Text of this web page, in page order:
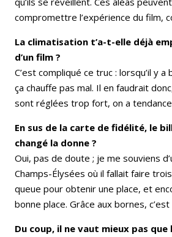
compromettre l’expérience du film,
La climatisation t’a-t-elle déjà
d’un film ?
C’est compliqué ce truc : lorsqu’il y
ça chauffe pas mal. Il en faudrait
sont réglées trop fort, on a tendance
En sus de la carte de fidélité, le
changé la donne ?
Oui, pas de doute ; je me souviens
Champs-Élysées où il fallait faire
queue pour obtenir une place, et
bonne place. Grâce aux bornes,
Du coup, il ne vaut mieux pas que